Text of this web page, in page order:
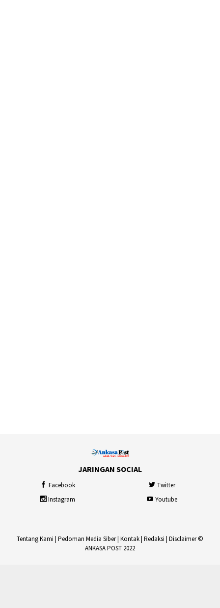
JARINGAN SOCIAL
Facebook
Twitter
Instagram
Youtube
Tentang Kami | Pedoman Media Siber| Kontak| Redaksi | Disclaimer©
ANKASA POST 2022